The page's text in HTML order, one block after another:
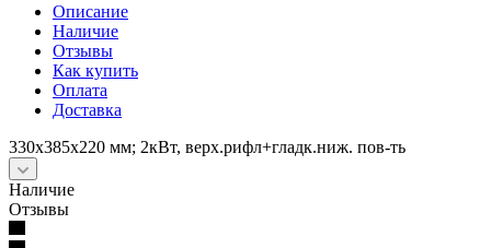
Описание
Наличие
Отзывы
Как купить
Оплата
Доставка
330х385х220 мм; 2кВт, верх.рифл+гладк.ниж. пов-ть
Наличие
Отзывы